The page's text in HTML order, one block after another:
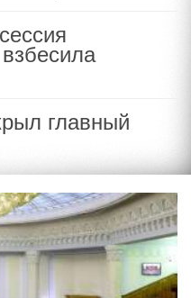
главный